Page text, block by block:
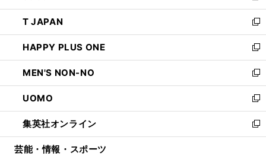
開
く
ウ
で
開
く
ン
ド
ウ
で
開
く
ウ
ィ
ン
ド
ウ
で
開
く
し
い
ウ
ィ
ン
ド
ウ
で
開
く
T JAPAN
新
し
い
ウ
ィ
ン
ド
ウ
で
開
HAPPY PLUS ONE
新
し
い
ウ
ィ
ン
ド
ウ
MEN'S NON-NO
新
し
い
ウ
ィ
ン
UOMO
新
し
い
ウ
集英社オンライン
新
し
芸能・情報・スポーツ